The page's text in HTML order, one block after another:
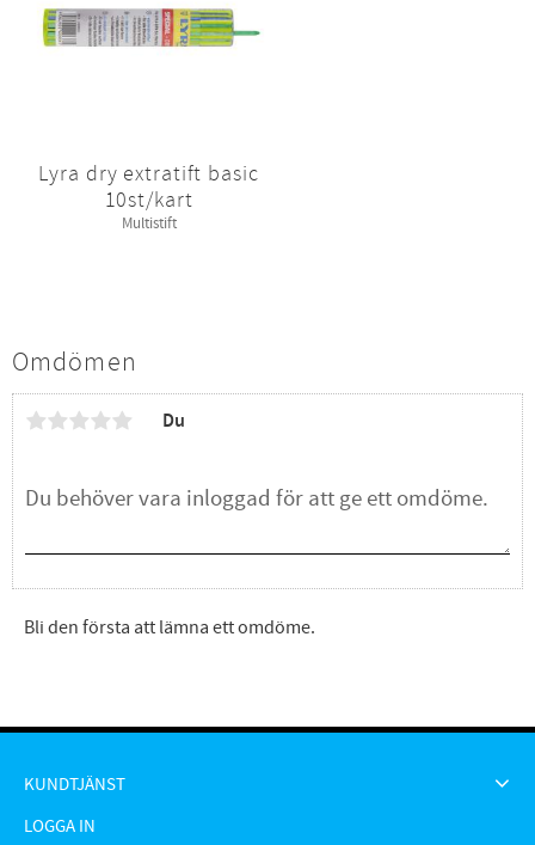
Omdömen
Du
Bli den första att lämna ett omdöme.
Lyra dry extratift basic
10st/kart
Multistift
KUNDTJÄNST
LOGGA IN